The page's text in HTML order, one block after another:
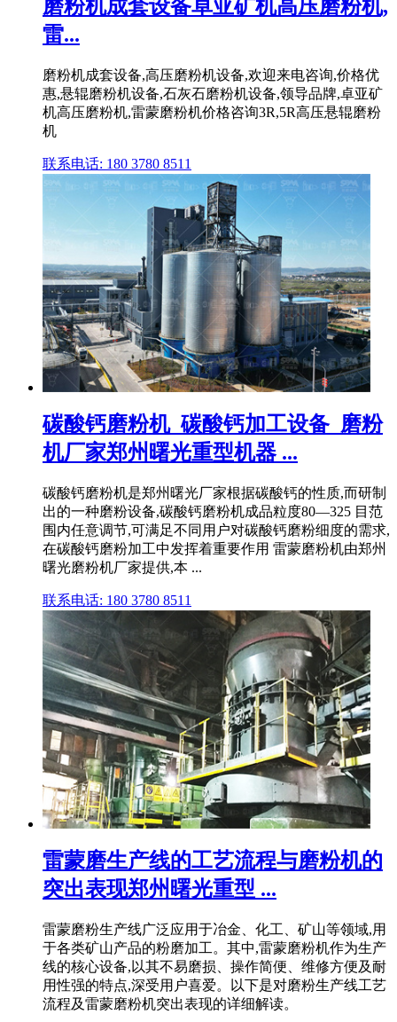
磨粉机成套设备卓亚矿机高压磨粉机,
雷...
磨粉机成套设备,高压磨粉机设备,欢迎来电咨询,价格优
惠,悬辊磨粉机设备,石灰石磨粉机设备,领导品牌,卓亚矿
机高压磨粉机,雷蒙磨粉机价格咨询3R,5R高压悬辊磨粉
机
联系电话: 180 3780 8511
碳酸钙磨粉机_碳酸钙加工设备_磨粉
机厂家郑州曙光重型机器 ...
碳酸钙磨粉机是郑州曙光厂家根据碳酸钙的性质,而研制
出的一种磨粉设备,碳酸钙磨粉机成品粒度80—325 目范
围内任意调节,可满足不同用户对碳酸钙磨粉细度的需求,
在碳酸钙磨粉加工中发挥着重要作用 雷蒙磨粉机由郑州
曙光磨粉机厂家提供,本 ...
联系电话: 180 3780 8511
雷蒙磨生产线的工艺流程与磨粉机的
突出表现郑州曙光重型 ...
雷蒙磨粉生产线广泛应用于冶金、化工、矿山等领域,用
于各类矿山产品的粉磨加工。其中,雷蒙磨粉机作为生产
线的核心设备,以其不易磨损、操作简便、维修方便及耐
用性强的特点,深受用户喜爱。以下是对磨粉生产线工艺
流程及雷蒙磨粉机突出表现的详细解读。